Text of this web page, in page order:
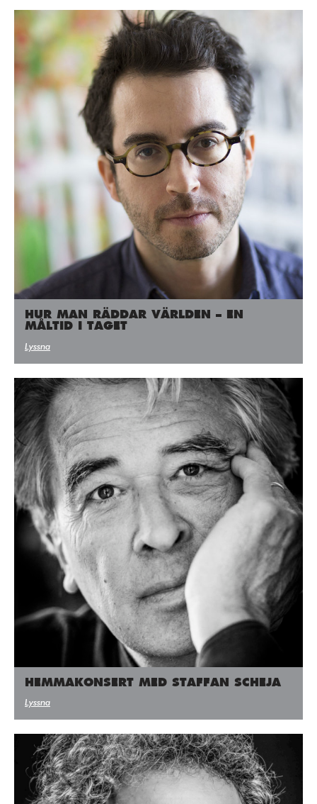
Vill du ha information om våra program?
Fyll i din emailadress:
HUR MAN RÄDDAR VÄRLDEN – EN
MÅLTID I TAGET
Lyssna
HEMMAKONSERT MED STAFFAN SCHEJA
Lyssna